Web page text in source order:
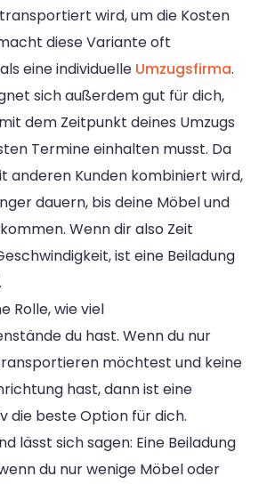
wird, um die Kosten
diese Variante oft
eine individuelle Umzugsfirma.
sich außerdem gut für dich,
dem Zeitpunkt deines Umzugs
Termine einhalten musst. Da
anderen Kunden kombiniert wird,
dauern, bis deine Möbel und
Wenn dir also Zeit
ist eine Beiladung
Rolle, wie viel
du hast. Wenn du nur
möchtest und keine
hast, dann ist eine
die beste Option für dich.
lässt sich sagen: Eine Beiladung
du nur wenige Möbel oder